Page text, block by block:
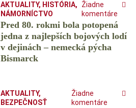
AKTUALITY, HISTÓRIA,
NÁMORNÍCTVO
Žiadne
komentáre
Pred 80. rokmi bola potopená
jedna z najlepších bojových lodí
v dejinách – nemecká pýcha
Bismarck
AKTUALITY,
BEZPEČNOSŤ
Žiadne
komentáre